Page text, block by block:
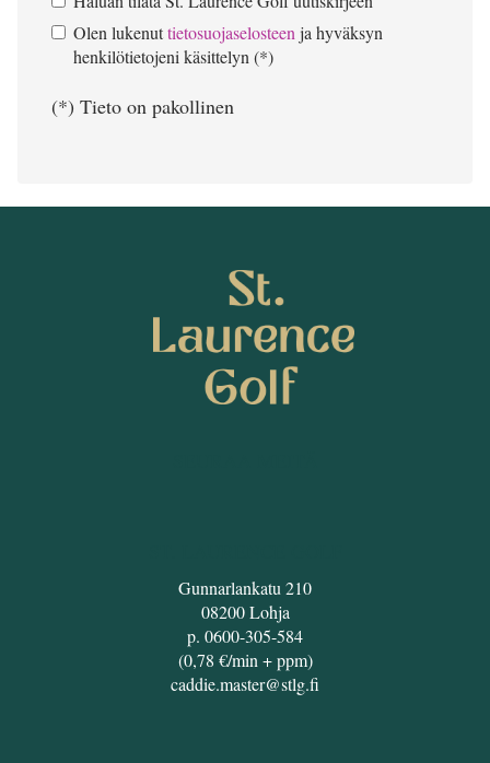
Olen lukenuttietosuojaselosteen ja hyväksyn
henkilötietojeni käsittelyn (*)
(*) Tieto on pakollinen
Gunnarlankatu 210
08200 Lohja
p. 0600-305-584
(0,78 €/min + ppm)
caddie.master@stlg.fi